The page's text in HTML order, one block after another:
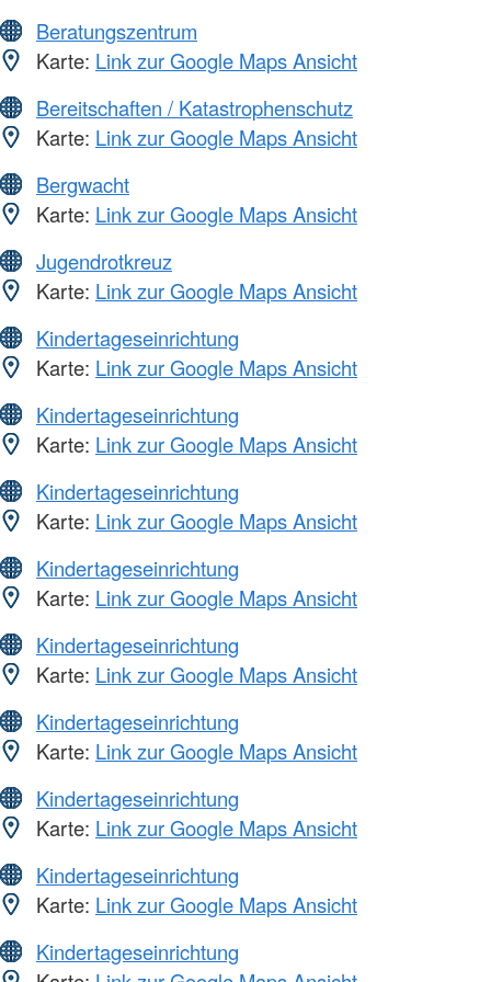
Beratungszentrum
Karte: Link zur Google Maps Ansicht
Bereitschaften / Katastrophenschutz
Karte: Link zur Google Maps Ansicht
Bergwacht
Karte: Link zur Google Maps Ansicht
Jugendrotkreuz
Karte: Link zur Google Maps Ansicht
Kindertageseinrichtung
Karte: Link zur Google Maps Ansicht
Kindertageseinrichtung
Karte: Link zur Google Maps Ansicht
Kindertageseinrichtung
Karte: Link zur Google Maps Ansicht
Kindertageseinrichtung
Karte: Link zur Google Maps Ansicht
Kindertageseinrichtung
Karte: Link zur Google Maps Ansicht
Kindertageseinrichtung
Karte: Link zur Google Maps Ansicht
Kindertageseinrichtung
Karte: Link zur Google Maps Ansicht
Kindertageseinrichtung
Karte: Link zur Google Maps Ansicht
Kindertageseinrichtung